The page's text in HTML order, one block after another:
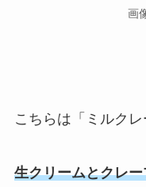
画
こちらは「ミルク
生クリームとクレ